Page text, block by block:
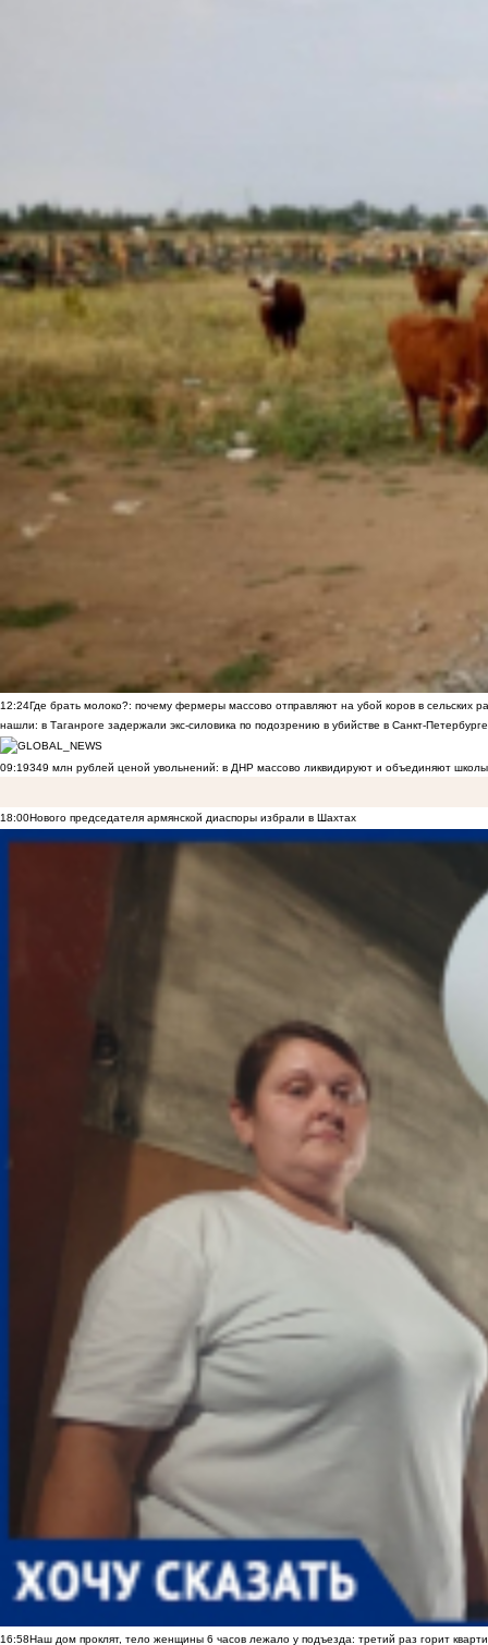
12:24Где брать молоко?: почему фермеры массово отправляют на убой коров в сельских
нашли: в Таганроге задержали экс-силовика по подозрению в убийстве в Санкт-Петербурге
09:19349 млн рублей ценой увольнений: в ДНР массово ликвидируют и объединяют
18:00Нового председателя армянской диаспоры избрали в Шахтах
16:58Наш дом проклят, тело женщины 6 часов лежало у подъезда: третий раз горит